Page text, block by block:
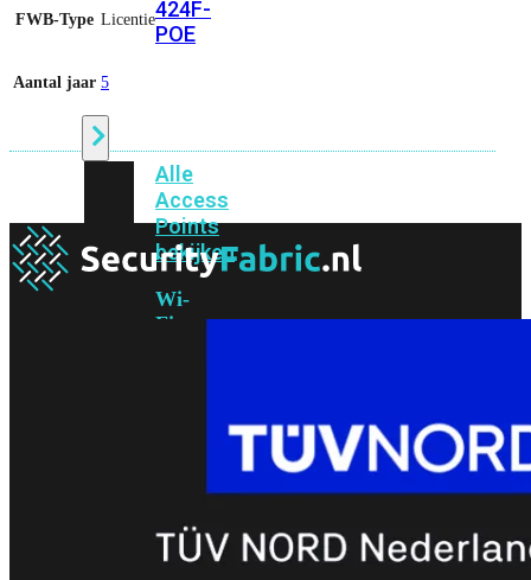
424F-
POE
Alle
Access
Points
bekijken
Wi-
Fi
Wi-
FWB-Type Licentie
Aantal jaar 5